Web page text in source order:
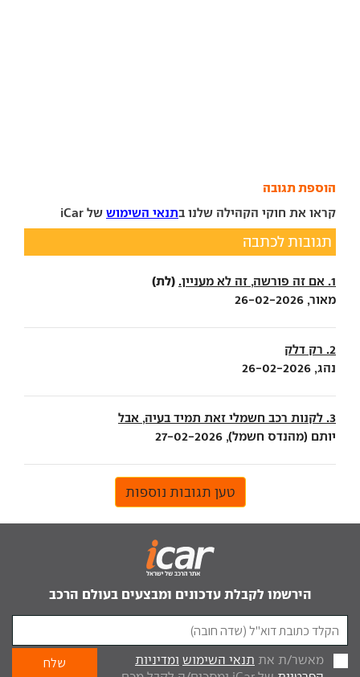
הוספת תגובה
קראו את חוקי הקהילה שלנו בתנאי השימוש של iCar
תגובות לכתבה
1. אם זה פורשה, זה לא מעניין. (לת)
מאור, 26-02-2026
2. רק דלק
נהג, 26-02-2026
3. לקנות רכב חשמלי זאת תמיד בעיה, אבל
יותם (מהנדס חשמל), 27-02-2026
טען תגובות נוספות
הירשמו לקבלת עדכונים ומבצעים בעולם הרכב
מאשר/ת את תנאי השימוש ומדיניות